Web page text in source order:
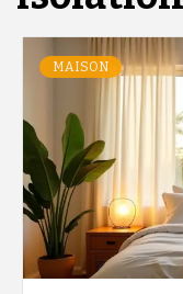
MAISON